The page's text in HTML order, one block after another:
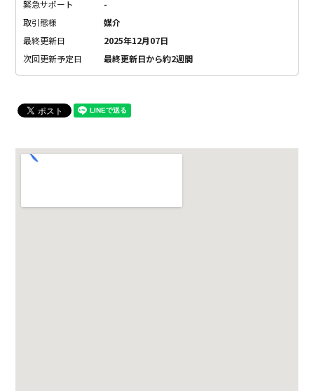
緊急サポート
-
取引態様
媒介
最終更新日
2025年12月07日
次回更新予定日
最終更新日から約2週間